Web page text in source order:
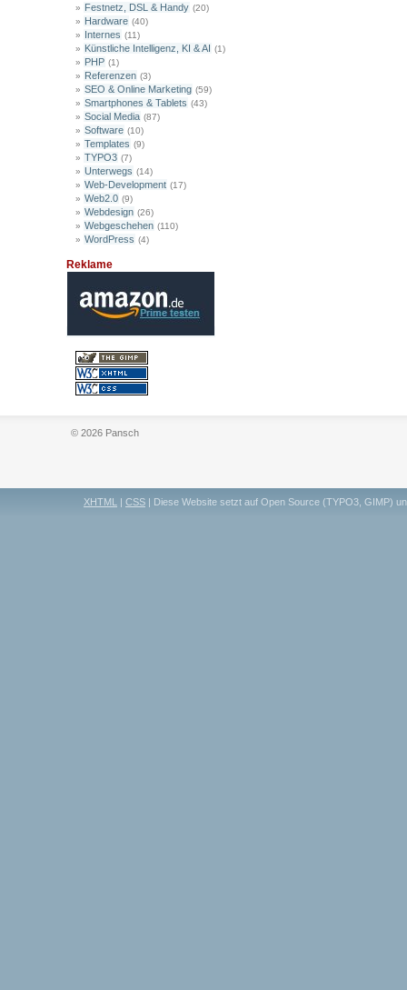
Festnetz, DSL & Handy (20)
Hardware (40)
Internes (11)
Künstliche Intelligenz, KI & AI (1)
PHP (1)
Referenzen (3)
SEO & Online Marketing (59)
Smartphones & Tablets (43)
Social Media (87)
Software (10)
Templates (9)
TYPO3 (7)
Unterwegs (14)
Web-Development (17)
Web2.0 (9)
Webdesign (26)
Webgeschehen (110)
WordPress (4)
Reklame
© 2026 Pansch
XHTML | CSS | Diese Website setzt auf Open Source (TYPO3, GIMP)